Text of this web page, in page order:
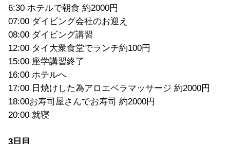
6:30 ホテルで朝食 約2000円
07:00 ダイビング会社のお迎え
08:00 ダイビング講習
12:00 タイ大衆食堂でランチ約100円
15:00 座学講習終了
16:00 ホテルへ
17:00 日焼けした為アロエベラマッサージ 約2000円
18:00お寿司屋さんでお寿司 約2000円
20:00 就寝
3日目